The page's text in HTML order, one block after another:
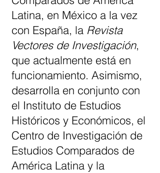
Latina, en México a la vez
con España, la Revista
Vectores de Investigación,
que actualmente está en
funcionamiento. Asimismo,
desarrolla en conjunto con
el Instituto de Estudios
Históricos y Económicos, el
Centro de Investigación de
Estudios Comparados de
América Latina y la